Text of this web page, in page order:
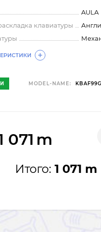
AULA
клавиатуры
MODEL-NAME:
071 m
Итого: 1 071 m